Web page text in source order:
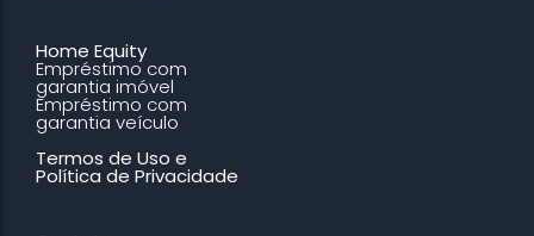
Home Equity
Empréstimo com
garantia imóvel
Empréstimo com
garantia veículo
Termos de Uso e
Política de Privacidade